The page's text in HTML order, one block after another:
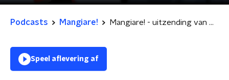
Podcasts Mangiare! Mangiare! - uitzending van 02-05-2014
Speel aflevering af